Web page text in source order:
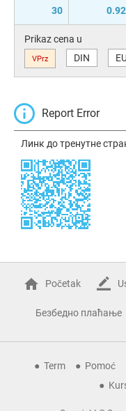
30
Prikaz cena u
VPrz DIN
Report Error
Линк до тренутне
Početak
Безбедно плаћање
Term Pomoć